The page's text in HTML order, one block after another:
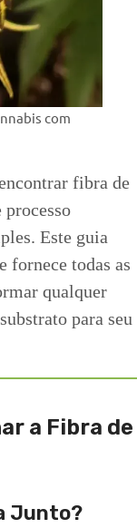
com
fibra de
processo
Este guia
fornece todas as
qualquer
para seu
a Fibra de
Junto?